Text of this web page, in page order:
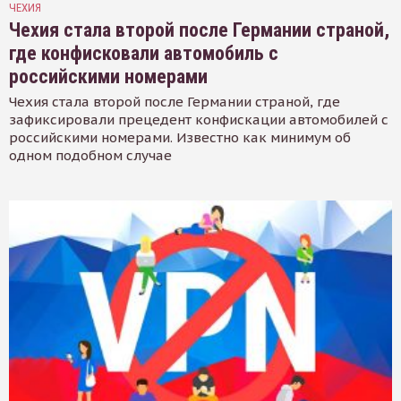
ЧЕХИЯ
Чехия стала второй после Германии страной,
где конфисковали автомобиль с
российскими номерами
Чехия стала второй после Германии страной, где
зафиксировали прецедент конфискации автомобилей с
российскими номерами. Известно как минимум об
одном подобном случае